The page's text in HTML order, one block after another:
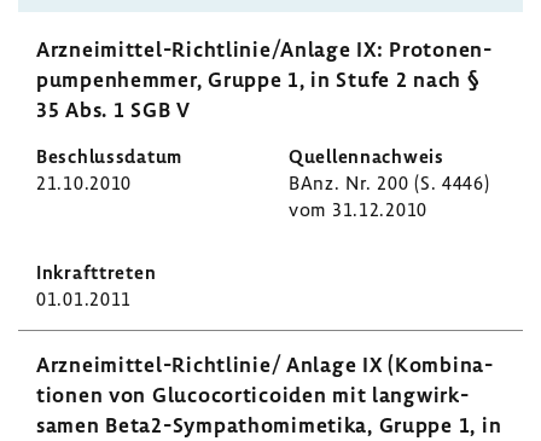
Arzneimittel-​Richtlinie/Anlage IX: Proto­nen­
pum­pen­hemmer, Gruppe 1, in Stufe 2 nach §
35 Abs. 1 SGB V
21.10.2010
BAnz. Nr. 200 (S. 4446)
vom 31.12.2010
01.01.2011
Arzneimittel-​Richtlinie/ Anlage IX (Kombi­na­
tionen von Gluco­cor­ti­co­iden mit lang­wirk­
samen Beta2-​Sympathomimetika, Gruppe 1, in